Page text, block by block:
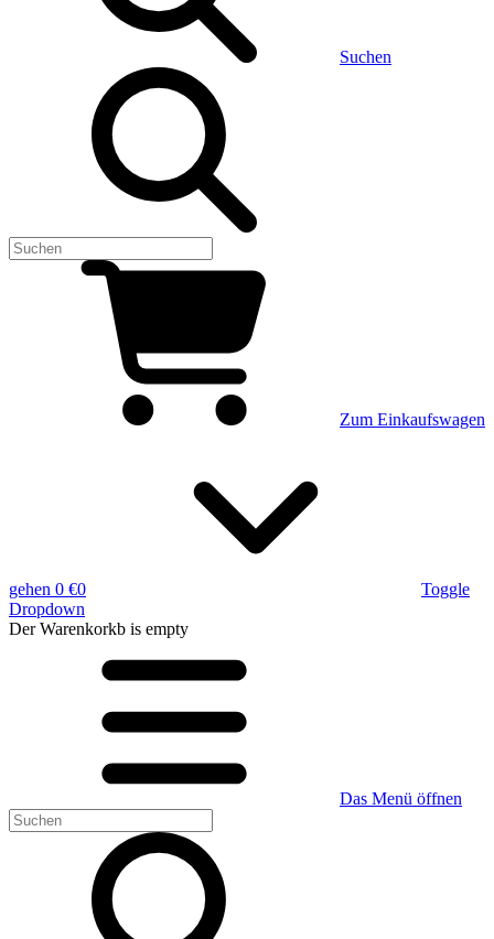
Suchen
Zum Einkaufswagen
gehen 0 €0
Toggle
Dropdown
Der Warenkorkb is empty
Das Menü öffnen